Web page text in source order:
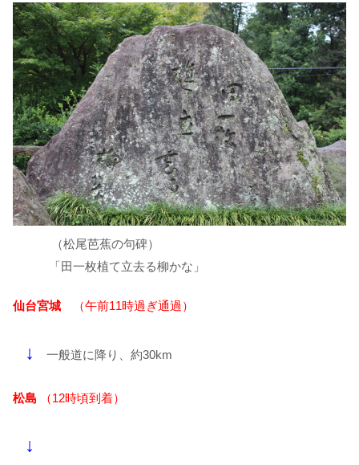
（松尾芭蕉の句碑）
「田一枚植て立去る柳かな」
仙台宮城 （午前11時過ぎ通過）
↓ 一般道に降り、約30km
松島 （12時頃到着）
↓